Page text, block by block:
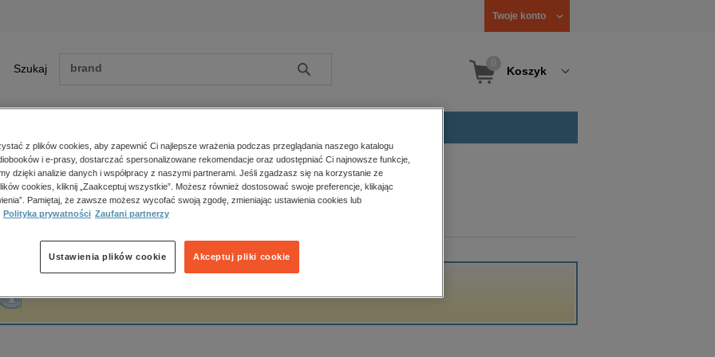
Twoje konto
Szukaj Szukaj Koszyk
Zobacz wszystkie E-prasa
polityka, społeczno-informacyjne
psychologiczne
popularno-naukowe
historia
główna Mariusz Kłonica
Kłonica
z plików cookies, aby zapewnić Ci najlepsze wrażenia podczas przeglądania naszego katalogu
i e-prasy, dostarczać spersonalizowane rekomendacje oraz udostępniać Ci najnowsze funkcje,
dzięki analizie danych i współpracy z naszymi partnerami. Jeśli zgadzasz się na korzystanie ze
cookies, kliknij „Zaakceptuj wszystkie”. Możesz również dostosować swoje preferencje, klikając
Pamiętaj, że zawsze możesz wycofać swoją zgodę, zmieniając ustawienia cookies lub
Polityka prywatności Zaufani partnerzy
Akceptuj pliki cookie
Ustawienia plików cookie